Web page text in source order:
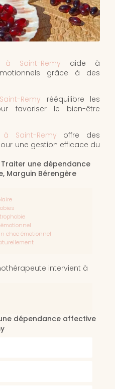
à Saint-Remy aide à
grâce à des
Remy rééquilibre les
favoriser le bien-être
à Saint-Remy offre des
une gestion efficace du
Traiter une dépendance
Marguin Bérengère
choc émotionnel
intervient à
dépendance affective